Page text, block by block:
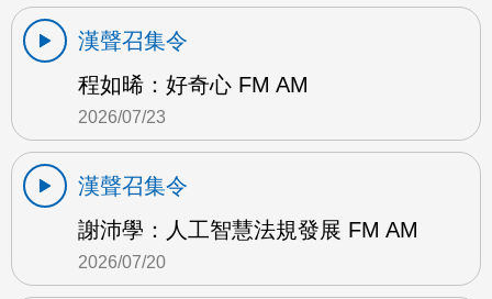
漢聲召集令
程如晞：好奇心 FM AM
2026/07/23
漢聲召集令
謝沛學：人工智慧法規發展 FM AM
2026/07/20